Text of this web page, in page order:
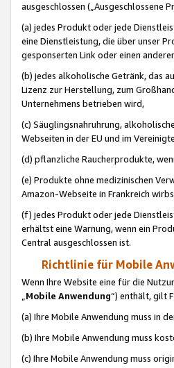
ausgeschlossen („Ausgeschlossene
(a) jedes Produkt oder jede
eine Dienstleistung, die über unser
gesponserten Link oder einen
(b) jedes alkoholische Getränk, das
Lizenz zur Herstellung, zum
Unternehmens betrieben wird,
(c) Säuglingsnahruhrung,
Webseiten in der EU und im
(d) pflanzliche Raucherprodukte,
(e) Produkte ohne medizinischen
Amazon-Webseite in Frankreich
(f) jedes Produkt oder jede
erhältst eine Warnung, wenn ein
Central ausgeschlossen ist.
Richtlinie für Mobile
Wenn Ihre Website eine für die
„Mobile Anwendung“) enthält, gilt
(a) Ihre Mobile Anwendung muss in
(b) Ihre Mobile Anwendung muss
(c) Ihre Mobile Anwendung muss